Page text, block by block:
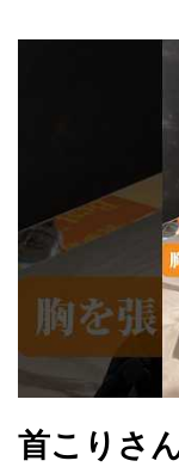
首こりさ